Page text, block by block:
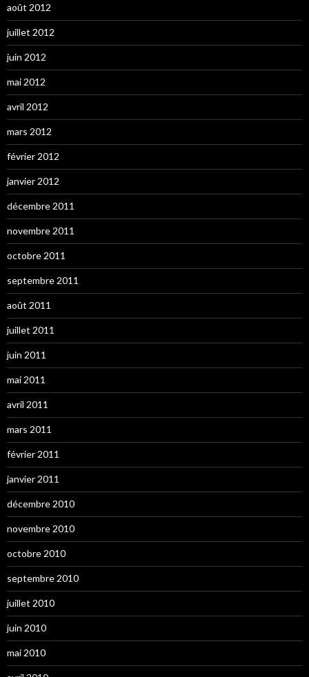
août 2012
juillet 2012
juin 2012
mai 2012
avril 2012
mars 2012
février 2012
janvier 2012
décembre 2011
novembre 2011
octobre 2011
septembre 2011
août 2011
juillet 2011
juin 2011
mai 2011
avril 2011
mars 2011
février 2011
janvier 2011
décembre 2010
novembre 2010
octobre 2010
septembre 2010
juillet 2010
juin 2010
mai 2010